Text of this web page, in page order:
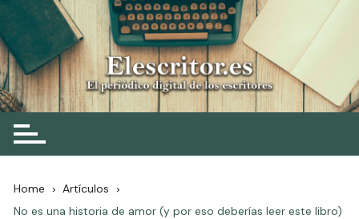
Skip
to
content
Elescritor.es
El periódico digital de los escritores
Home
Artículos
No es una historia de amor (y por eso deberías leer este libro)